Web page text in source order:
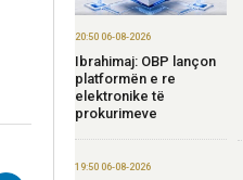
20:50 06-08-2026
Ibrahimaj: OBP lançon
platformën e re
elektronike të
prokurimeve
19:50 06-08-2026